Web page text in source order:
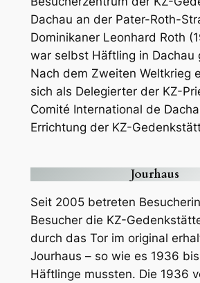
Dachau an der Pater-Roth-
Dominikaner Leonhard Roth
war selbst Häftling in Dachau
Nach dem Zweiten Weltkrieg
sich als Delegierter der KZ-
Comité International de
Errichtung der KZ-
Jourhaus
Seit 2005 betreten
Besucher die KZ-
durch das Tor im original
Jourhaus – so wie es 1936
Häftlinge mussten. Die 1936